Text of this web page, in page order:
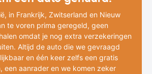
in Frankrijk, Zwitserland en Nieuw
te voren prima geregeld, geen
omdat je nog extra verzekeringen
Altijd de auto die we gevraagd
en één keer zelfs een gratis
een aanrader en we komen zeker